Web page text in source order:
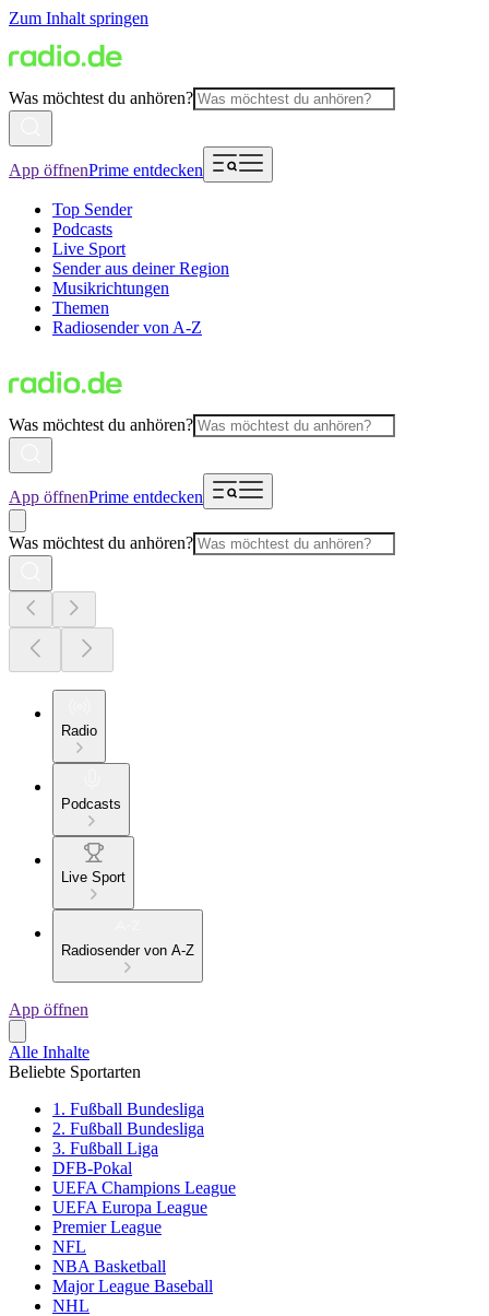
Zum Inhalt springen
Was möchtest du anhören?
App öffnenPrime entdecken
Top Sender
Podcasts
Live Sport
Sender aus deiner Region
Musikrichtungen
Themen
Radiosender von A-Z
Was möchtest du anhören?
App öffnenPrime entdecken
Was möchtest du anhören?
Radio
Podcasts
Live Sport
Radiosender von A-Z
App öffnen
Alle Inhalte
Beliebte Sportarten
1. Fußball Bundesliga
2. Fußball Bundesliga
3. Fußball Liga
DFB-Pokal
UEFA Champions League
UEFA Europa League
Premier League
NFL
NBA Basketball
Major League Baseball
NHL